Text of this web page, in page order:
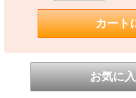
※撮影時の環境やご使用のPCモ
多少異なる場合があります。
生し、やむをえずご注文をキャ
す。完売や欠品の場合は大変ご
うえ注文いただきますようお願い